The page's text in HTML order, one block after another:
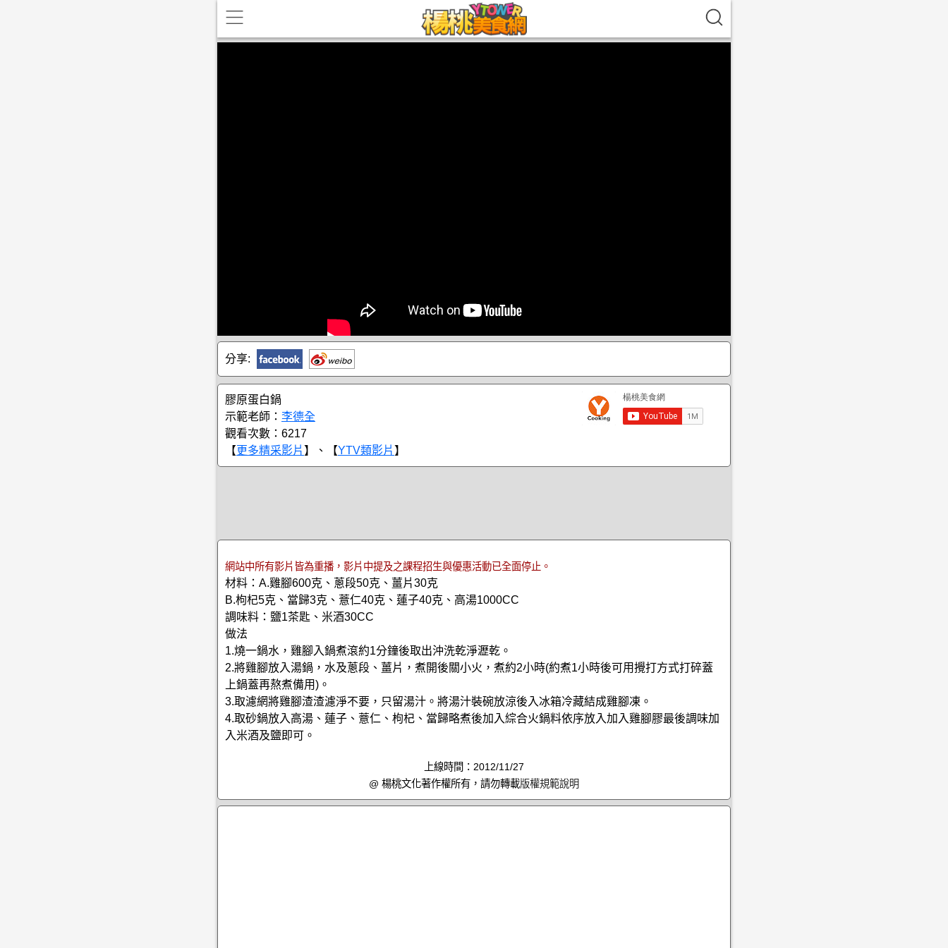
分享:
膠原蛋白鍋
示範老師： 李德全
觀看次數：6217
【更多精采影片 】、【YTV類影片 】
網站中所有影片皆為重播，影片中提及之課程招生與優惠活動已全面停止。
材料：A.雞腳600克、蔥段50克、薑片30克
B.枸杞5克、當歸3克、薏仁40克、蓮子40克、高湯1000CC
調味料：鹽1茶匙、米酒30CC
做法
1.燒一鍋水，雞腳入鍋煮滾約1分鐘後取出沖洗乾淨瀝乾。
2.將雞腳放入湯鍋，水及蔥段、薑片，煮開後關小火，煮約2小時(約煮1小時後可用攪打方式打碎蓋
上鍋蓋再熬煮備用)。
3.取濾網將雞腳渣渣濾淨不要，只留湯汁。將湯汁裝碗放涼後入冰箱冷藏結成雞腳凍。
4.取砂鍋放入高湯、蓮子、薏仁、枸杞、當歸略煮後加入綜合火鍋料依序放入加入雞腳膠最後調味加
入米酒及鹽即可。
上線時間：2012/11/27
@ 楊桃文化著作權所有，請勿轉載版權規範說明